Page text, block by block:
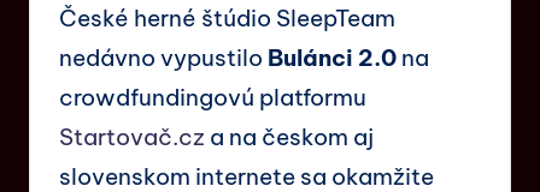
České herné štúdio SleepTeam
nedávno vypustilo Bulánci 2.0 na
crowdfundingovú platformu
Startovač.cz a na českom aj
slovenskom internete sa okamžite